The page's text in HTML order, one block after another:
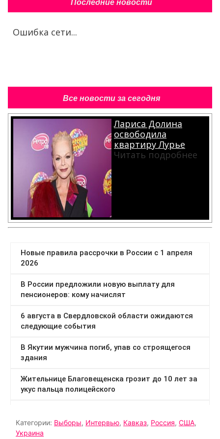
Последние новости
Ошибка сети...
Все новости за сегодня
Лариса Долина
освободила
квартиру Лурье
Читать подробнее
Категории: Выборы, Интервью, Кавказ, Россия, США,
Украина